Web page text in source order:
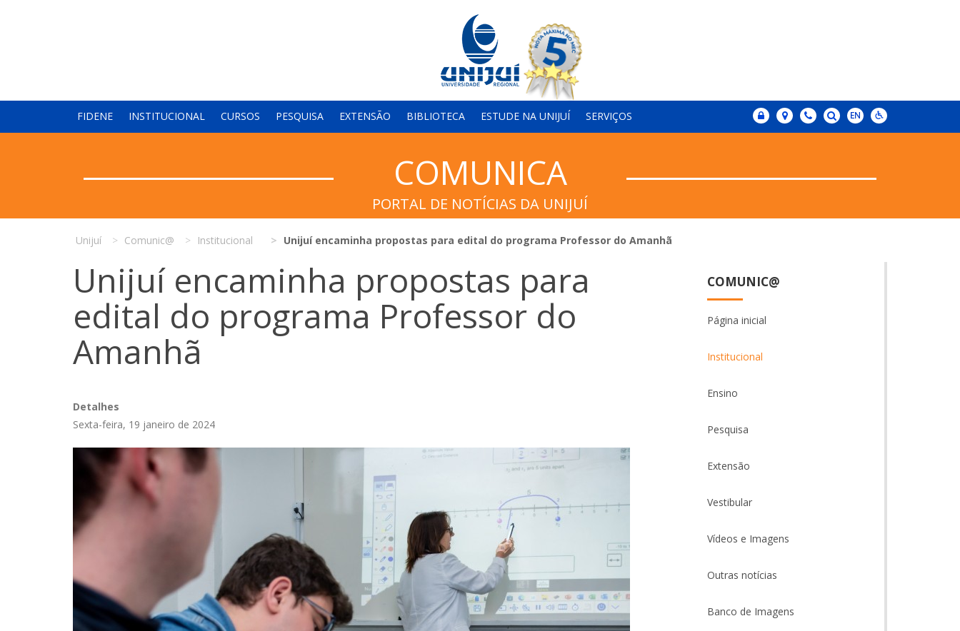
FIDENE INSTITUCIONAL CURSOS PESQUISA EXTENSÃO BIBLIOTECA ESTUDE NA UNIJUÍ SERVIÇOS
COMUNICA
PORTAL DE NOTÍCIAS DA UNIJUÍ
Unijuí Comunic@ Institucional Unijuí encaminha propostas para edital do programa Professor do Amanhã
Unijuí encaminha propostas para
edital do programa Professor do
Amanhã
Detalhes
Sexta-feira, 19 janeiro de 2024
COMUNIC@
Página inicial
Institucional
Ensino
Pesquisa
Extensão
Vestibular
Vídeos e Imagens
Outras notícias
Banco de Imagens